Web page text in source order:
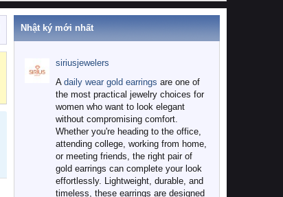
Nhật ký mới nhất
siriusjewelers
A daily wear gold earrings are one of
the most practical jewelry choices for
women who want to look elegant
without compromising comfort.
Whether you're heading to the office,
attending college, working from home,
or meeting friends, the right pair of
gold earrings can complete your look
effortlessly. Lightweight, durable, and
timeless, these earrings are designed